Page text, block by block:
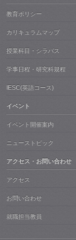
教育ポリシー
カリキュラムマップ
授業科目・シラバス
学事日程・研究科規程
IESC(英語コース)
イベント
イベント開催案内
ニューストピック
アクセス・お問い合わせ
アクセス
お問い合わせ
就職担当教員